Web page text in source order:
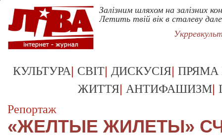
Залізним шляхом на залізних
Летить твій вік в сталеву
КУЛЬТУРА| СВІТ| ДИСКУСІЯ| ПРЯМА
ЖИТТЯ| АНТИФАШИЗМ|
Репортаж
«ЖЕЛТЫЕ ЖИЛЕТЫ»